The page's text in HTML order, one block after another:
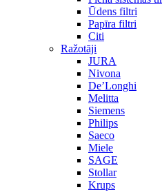
Ūdens filtri
Papīra filtri
Citi
Ražotāji
JURA
Nivona
De’Longhi
Melitta
Siemens
Philips
Saeco
Miele
SAGE
Stollar
Krups